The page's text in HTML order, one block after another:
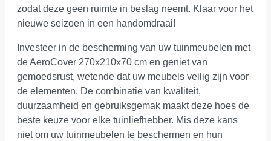
zodat deze geen ruimte in beslag neemt. Klaar voor het
nieuwe seizoen in een handomdraai!
Investeer in de bescherming van uw tuinmeubelen met
de AeroCover 270x210x70 cm en geniet van
gemoedsrust, wetende dat uw meubels veilig zijn voor
de elementen. De combinatie van kwaliteit,
duurzaamheid en gebruiksgemak maakt deze hoes de
beste keuze voor elke tuinliefhebber. Mis deze kans
niet om uw tuinmeubelen te beschermen en hun